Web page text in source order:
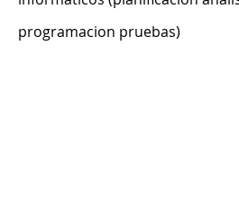
programacion pruebas)